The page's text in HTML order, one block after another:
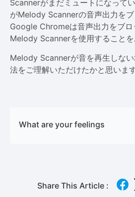
Scannerがまだミュートになって
がMelody Scannerの音声出力を
Google Chromeは音声出力をブロ
Melody Scannerを使用することを
Melody Scannerが音を再生しな
法をご理解いただけたかと思います
What are your feelings
Share This Article :